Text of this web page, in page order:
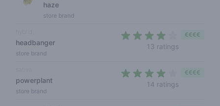
haze
store brand
headbanger
store brand
13 ratings
€€€€
powerplant
store brand
14 ratings
€€€€